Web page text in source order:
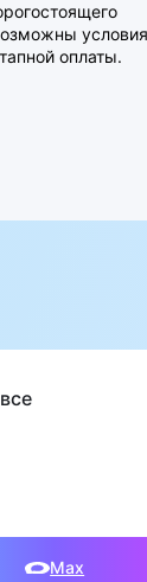
условия
оплаты.
Max